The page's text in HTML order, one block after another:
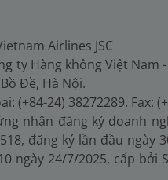
Airlines JSC
ty Hàng không Việt Nam -
Đề, Hà Nội.
(+84-24) 38272289. Fax:
nhận đăng ký doanh
đăng ký lần đầu ngày
ngày 24/7/2025, cấp bởi